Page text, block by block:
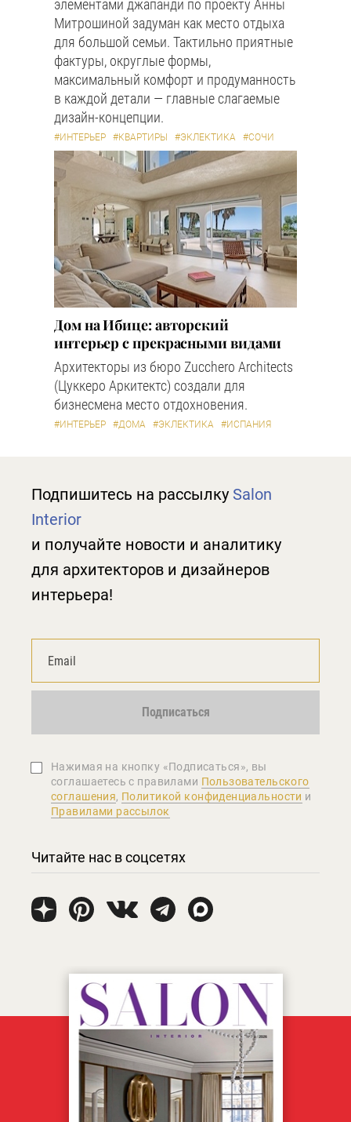
элементами джапанди по проекту Анны
Митрошиной задуман как место отдыха
для большой семьи. Тактильно приятные
фактуры, округлые формы,
максимальный комфорт и продуманность
в каждой детали — главные слагаемые
дизайн-концепции.
#ИНТЕРЬЕР #КВАРТИРЫ #ЭКЛЕКТИКА #СОЧИ
Дом на Ибице: авторский
интерьер с прекрасными видами
Архитекторы из бюро Zucchero Architects
(Цуккеро Аркитектс) создали для
бизнесмена место отдохновения.
#ИНТЕРЬЕР #ДОМА #ЭКЛЕКТИКА #ИСПАНИЯ
Подпишитесь на рассылку Salon
Interior
и получайте новости и аналитику
для архитекторов и дизайнеров
интерьера!
Подписаться
Нажимая на кнопку «Подписаться», вы
соглашаетеcь с правилами Пользовательского
соглашения, Политикой конфиденциальности и
Правилами рассылок
Читайте нас в соцсетях